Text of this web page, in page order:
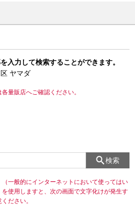
入力して検索することができます。
ヤマダ
量販店へご確認ください。
検索
（一般的にインターネットにおいて使ってはい
使用しますと、次の画面で文字化けが発生す
ださい。